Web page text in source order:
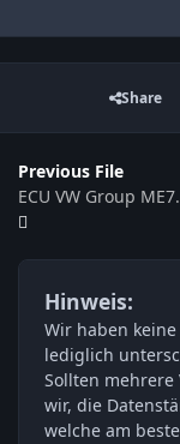
Share
Previous File
Hinweis:
Wir haben
lediglich
Sollten
wir, die
welche am